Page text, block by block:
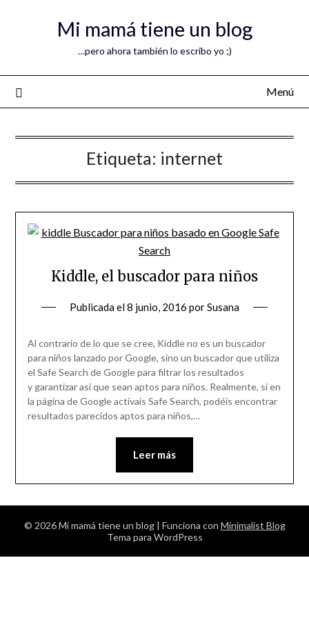
Mi mamá tiene un blog
…pero ahora también lo escribo yo ;)
Menú
Etiqueta: internet
Kiddle, el buscador para niños
Publicada el8 junio, 2016 porSusana
Al contrario de lo que se cree, Kiddle no es un buscador
para niños lanzado por Google, sino un buscador que utiliza
el Safe Search de Google para filtrar los resultados
y garantizar así que sean aptos para niños. Realmente, si en
la página de Google activais Safe Search, podéis encontrar
resultados parecidos aptos para niños,…
Leer más
© 2026 Mi mamá tiene un blog | Funciona con Minimalist Blog
Tema para WordPress